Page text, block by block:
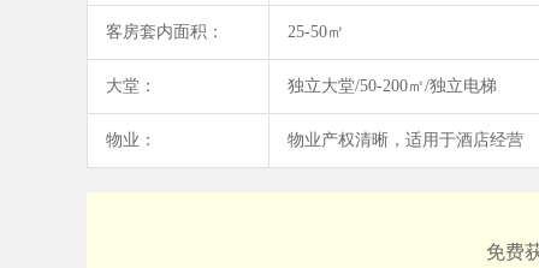
客房套内面积： 25-50㎡
大堂： 独立大堂/50-200㎡/独立电梯
物业： 物业产权清晰，适用于酒店经营
免费